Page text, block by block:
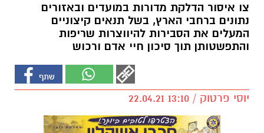
צו איסור הדלקת מדורות במועדים ובאזורים
נתונים ברחבי הארץ, בשל תנאים קיצוניים
המעלים את הסבירות להיווצרות שריפות
והתפשטותן תוך סיכון חיי אדם ורכוש
יוסי פרטוק / 13:10 22.04.21